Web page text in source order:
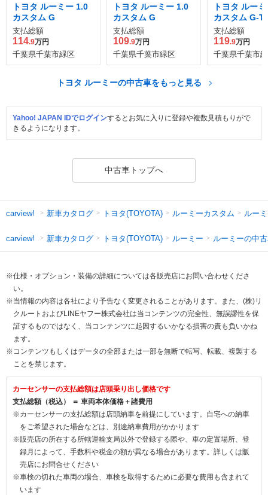
トヨタ ルーミー 1.0
カスタム G
支払総額
114.9万円
千葉県千葉市緑区
トヨタ ルーミー 1.0
カスタム G
支払総額
109.9万円
千葉県千葉市緑区
トヨタ ルー
カスタム G-T
支払総額
119.9万円
千葉県千葉市
トヨタ ルーミーの中古車をもっと見る
Yahoo! JAPAN IDでログインするとお気に入りに登録や複数見積もりがで
きるようになります。
中古車トップへ
carview! 新車カタログ トヨタ(TOYOTA) ルーミーカスタム ルー
carview! 新車カタログ トヨタ(TOYOTA) ルーミー ルーミーの中
※仕様・オプション・装備の詳細については各販売店にお問い合わせくださ
い。
※当情報の内容は各社により予告なく変更されることがあります。また、(株)リ
クルートおよびLINEヤフー株式会社は当コンテンツの完全性、無誤謬性を保
証するものではなく、当コンテンツに起因するいかなる損害の責も負いかね
ます。
※コンテンツもしくはデータの全部または一部を無断で転写、転載、複製する
ことを禁じます。
カーセンサーの支払総額は店頭乗り出し価格です
支払総額（税込） ＝ 車両本体価格＋諸費用
※カーセンサーの支払総額は店頭納車を前提にしています。自宅への納車
をご希望された場合などは、別途納車費用がかかります
※販売店の所在する所轄運輸支局以外で登録する際や、車の定置場所、登
録月によって、手数料や税金の額が異なる場合があります。詳しくは販
売店にお問合せください
※車検の切れた車両の場合、車検を取得するために必要な費用も含まれて
います